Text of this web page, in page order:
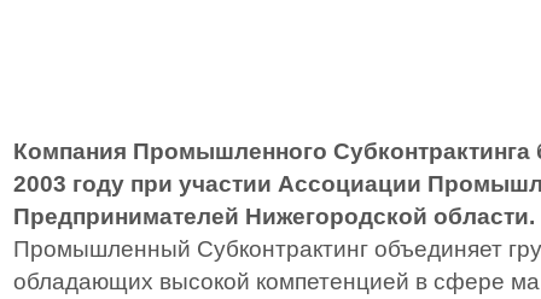
Компания Промышленного Субконтрактинга
2003 году при участии Ассоциации
Предпринимателей Нижегородской области.
Промышленный Субконтрактинг объединяет
обладающих высокой компетенцией в сфере